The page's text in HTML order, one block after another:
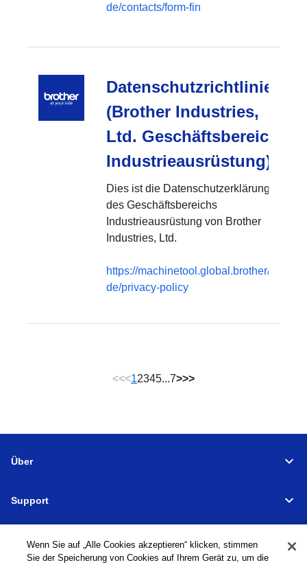
de/contacts/form-fin
Datenschutzrichtlinie
(Brother Industries,
Ltd. Geschäftsbereich
Industrieausrüstung)
Dies ist die Datenschutzerklärung
des Geschäftsbereichs
Industrieausrüstung von Brother
Industries, Ltd.
https://machinetool.global.brother/de-
de/privacy-policy
<<<12345...7>>>
Über
Support
Wenn Sie auf „Alle Cookies akzeptieren“ klicken, stimmen
Sie der Speicherung von Cookies auf Ihrem Gerät zu, um die